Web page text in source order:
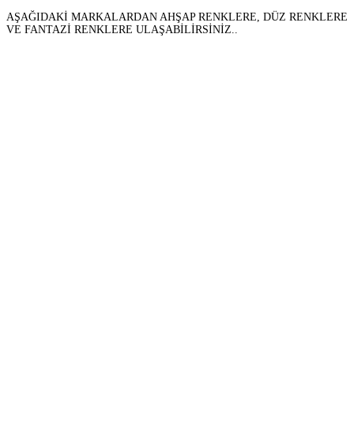
AŞAĞIDAKİ MARKALARDAN AHŞAP RENKLERE, DÜZ RENKLERE
VE FANTAZİ RENKLERE ULAŞABİLİRSİNİZ..